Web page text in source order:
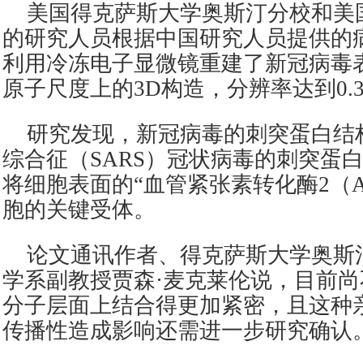
美国得克萨斯大学奥斯汀分校和
的研究人员根据中国研究人员提供的
利用冷冻电子显微镜重建了新冠病毒
原子尺度上的3D构造，分辨率达到
研究发现，新冠病毒的刺突蛋白
综合征（SARS）冠状病毒的刺突蛋
将细胞表面的“血管紧张素转化酶2（
胞的关键受体。
论文通讯作者、得克萨斯大学奥
学系副教授贾森·麦克莱伦说，目前
分子层面上结合得更加紧密，且这种
传播性造成影响还需进一步研究确认